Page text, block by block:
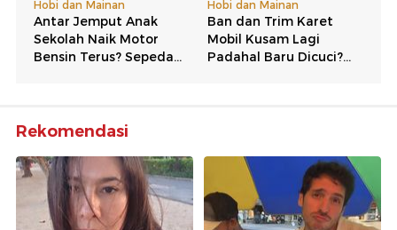
Rekomendasi